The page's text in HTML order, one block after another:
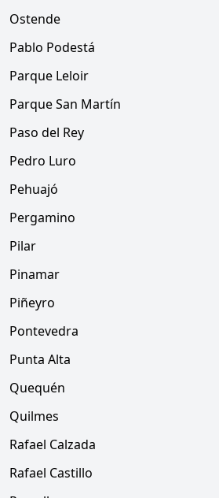
Ostende
Pablo Podestá
Parque Leloir
Parque San Martín
Paso del Rey
Pedro Luro
Pehuajó
Pergamino
Pilar
Pinamar
Piñeyro
Pontevedra
Punta Alta
Quequén
Quilmes
Rafael Calzada
Rafael Castillo